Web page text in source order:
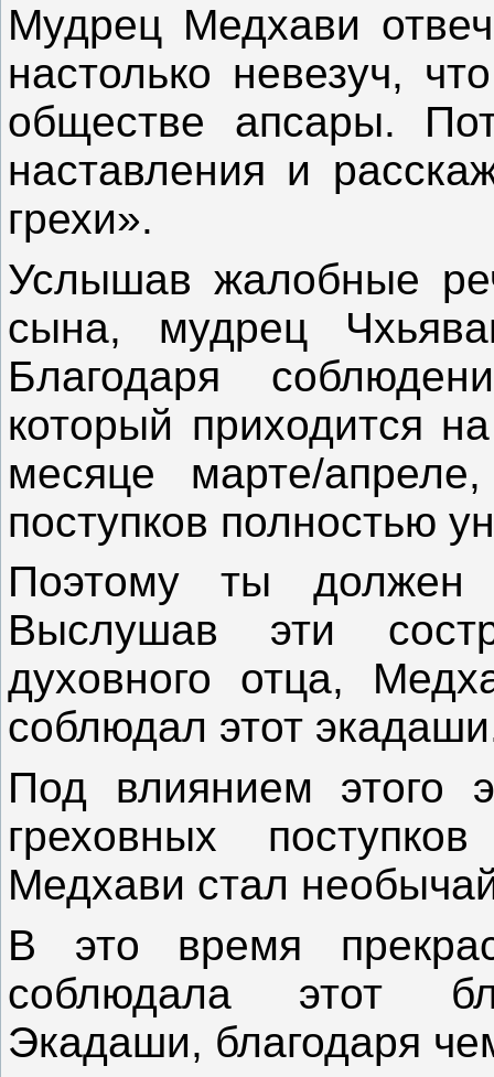
Мудрец Медхави
настолько невезуч,
обществе апсары.
наставления и
грехи».
Услышав жалобные
сына, мудрец
Благодаря
который приходится
месяце марте/
поступков полностью
Поэтому ты должен
Выслушав эти
духовного отца,
соблюдал этот
Под влиянием этого
греховных
Медхави стал
В это время
соблюдала этот
Экадаши, благодаря